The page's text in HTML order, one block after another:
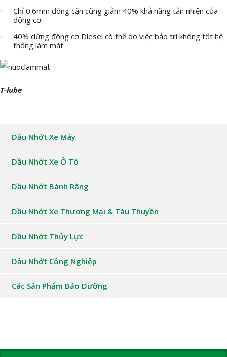
Chỉ 0.6mm đóng cặn cũng giảm 40% khả năng tản nhiện của
động cơ
40% dừng động cơ Diesel có thể do việc bảo trì không tốt hệ
thống làm mát
T-lube
Dầu Nhớt Xe Máy
Dầu Nhớt Xe Ô Tô
Dầu Nhớt Bánh Răng
Dầu Nhớt Xe Thương Mại & Tàu Thuyền
Dầu Nhớt Thủy Lực
Dầu Nhớt Công Nghiệp
Các Sản Phẩm Bảo Dưỡng